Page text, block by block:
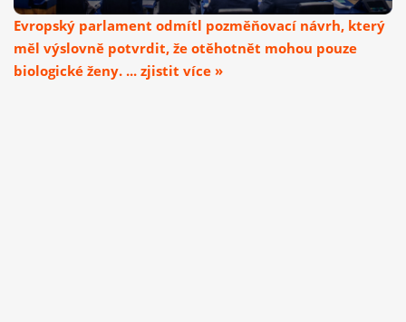
Evropský parlament odmítl pozměňovací návrh, který
měl výslovně potvrdit, že otěhotnět mohou pouze
biologické ženy. ... zjistit více »